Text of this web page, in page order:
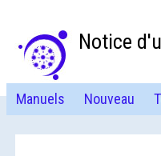
Notice
Manuels Nouveau